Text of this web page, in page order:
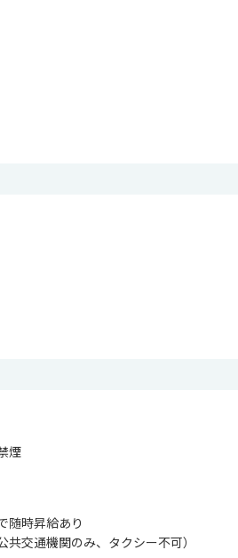
煙
随時昇給あり
共交通機関のみ、タクシー不可）